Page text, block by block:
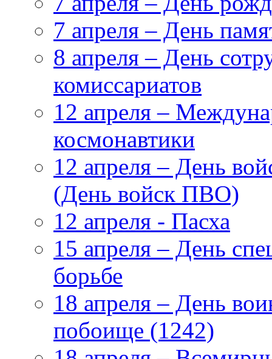
7 апреля – День
8 апреля – День
комиссариатов
12 апреля –
космонавтики
12 апреля – День
(День войск ПВО)
12 апреля - Пасха
15 апреля – День
борьбе
18 апреля – День
побоище (1242)